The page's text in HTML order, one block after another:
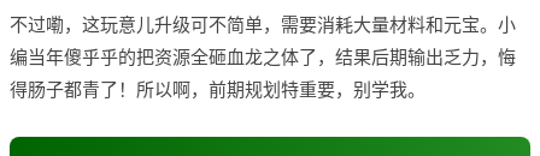
不过嘞，这玩意儿升级可不简单，需要消耗大量材料和元宝。小
编当年傻乎乎的把资源全砸血龙之体了，结果后期输出乏力，悔
得肠子都青了！所以啊，前期规划特重要，别学我。